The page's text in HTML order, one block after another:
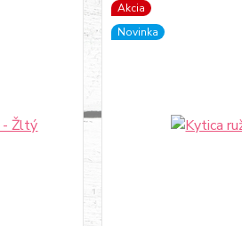
Akcia
Novinka